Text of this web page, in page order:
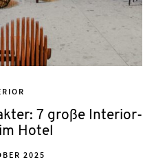
7 große Interior-
Hotel
2025